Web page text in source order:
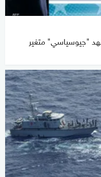
"جيوسياسي" متغير